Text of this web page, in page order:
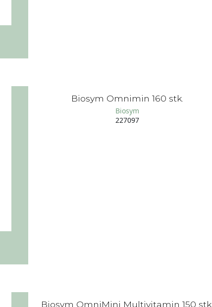
Biosym Omnimin 160 stk.
Biosym
227097
Biosym OmniMini Multivitamin 150 stk.